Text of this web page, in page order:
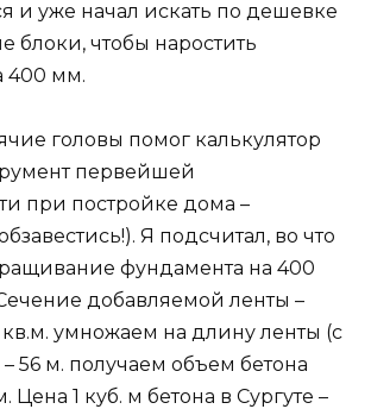
и уже начал искать по дешевке
блоки, чтобы наростить
400 мм.
головы помог калькулятор
первейшей
при постройке дома –
Я подсчитал, во что
фундамента на 400
добавляемой ленты –
кв.м. умножаем на длину ленты (с
56 м. получаем объем бетона
Цена 1 куб. м бетона в Сургуте –